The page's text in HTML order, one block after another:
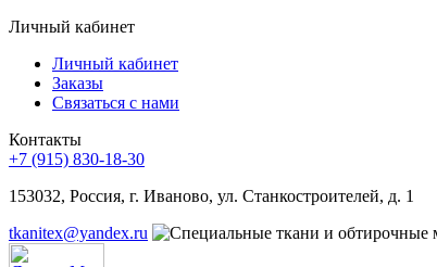
Личный кабинет
Личный кабинет
Заказы
Связаться с нами
Контакты
+7 (915) 830-18-30
153032, Россия, г. Иваново, ул. Станкостроителей, д. 1
tkanitex@yandex.ru